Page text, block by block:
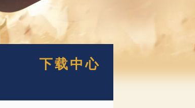
下载中心